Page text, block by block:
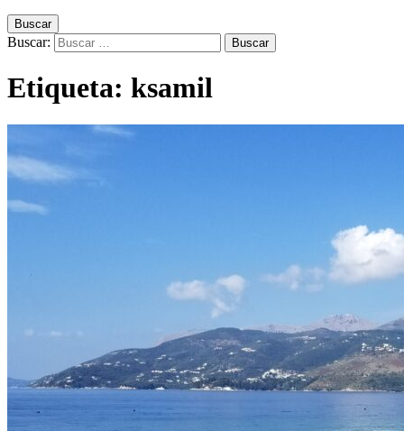
Buscar
Buscar:
Etiqueta: ksamil